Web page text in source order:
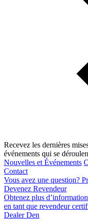
Recevez les dernières
événements qui se
Nouvelles et Événements
Contact
Vous avez une question?
Devenez Revendeur
Obtenez plus
en tant que revendeur
Dealer Den